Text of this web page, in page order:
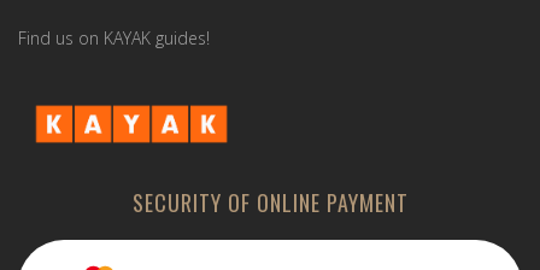
Find us on KAYAK guides!
SECURITY OF ONLINE PAYMENT